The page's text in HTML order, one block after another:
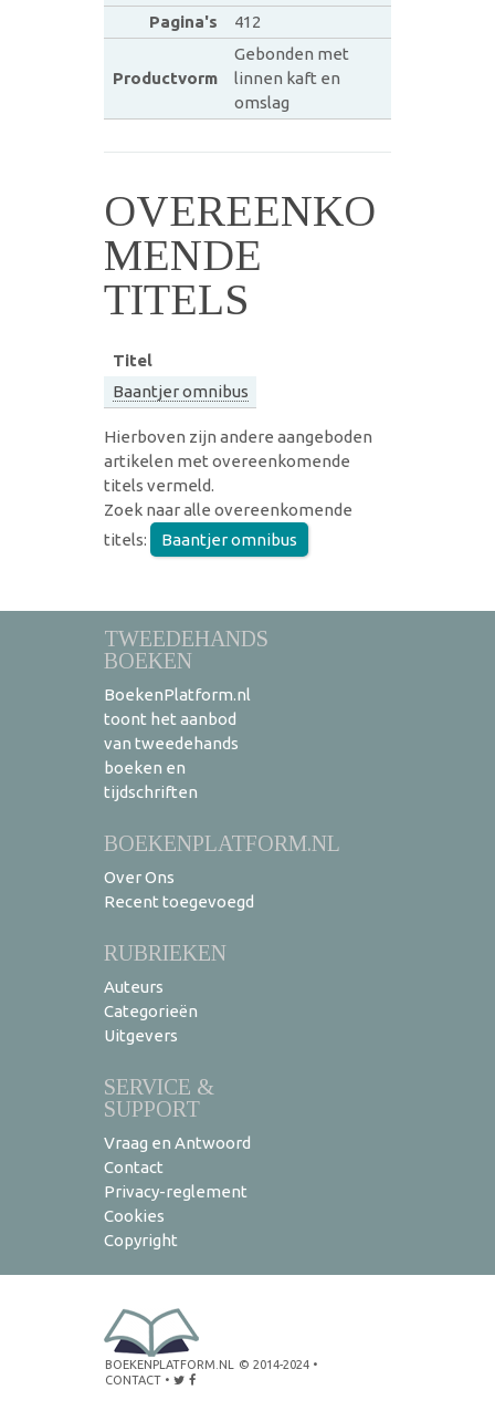
Pagina's
412
Productvorm
Gebonden met
linnen kaft en
omslag
OVEREENKO
MENDE
TITELS
Titel
Baantjer omnibus
Hierboven zijn andere aangeboden
artikelen met overeenkomende
titels vermeld.
Zoek naar alle overeenkomende
titels:
Baantjer omnibus
TWEEDEHANDS
BOEKEN
BoekenPlatform.nl
toont het aanbod
van tweedehands
boeken en
tijdschriften
BOEKENPLATFORM.NL
Over Ons
Recent toegevoegd
RUBRIEKEN
Auteurs
Categorieën
Uitgevers
SERVICE &
SUPPORT
Vraag en Antwoord
Contact
Privacy-reglement
Cookies
Copyright
BOEKENPLATFORM.NL © 2014-2024 •
CONTACT •